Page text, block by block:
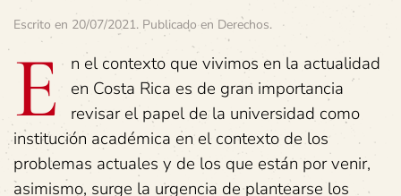
Escrito en 20/07/2021. Publicado en Derechos.
E
n el contexto que vivimos en la actualidad
en Costa Rica es de gran importancia
revisar el papel de la universidad como
institución académica en el contexto de los
problemas actuales y de los que están por venir,
asimismo, surge la urgencia de plantearse los